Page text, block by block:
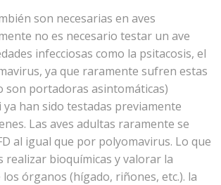
son necesarias en aves
no es necesario testar un ave
infecciosas como la psitacosis, el
ya que raramente sufren estas
son portadoras asintomáticas)
ya han sido testadas previamente
Las aves adultas raramente se
al igual que por polyomavirus. Lo que
realizar bioquímicas y valorar la
órganos (hígado, riñones, etc.). la